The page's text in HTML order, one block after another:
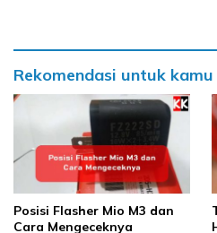
Rekomendasi untuk kamu
Posisi Flasher Mio M3 dan
Cara Mengeceknya